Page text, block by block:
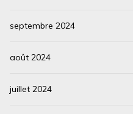
septembre 2024
août 2024
juillet 2024